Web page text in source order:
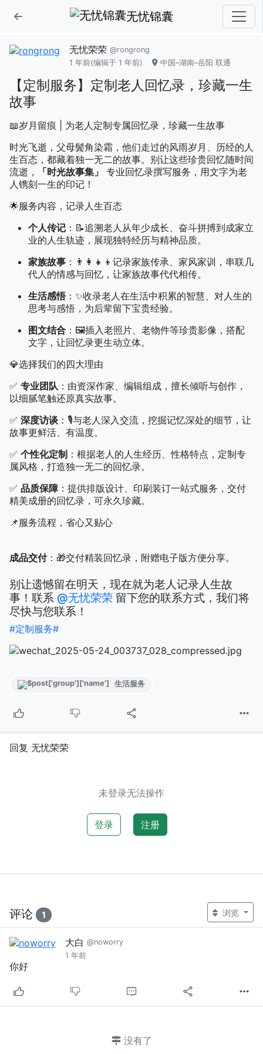
无忧锦囊
无忧荣荣 @rongrong
1 年前(编辑于 1 年前) 中国–湖南–岳阳 联通
【定制服务】定制老人回忆录，珍藏一生
故事
📖岁月留痕 | 为老人定制专属回忆录，珍藏一生故事
时光飞逝，父母鬓角染霜，他们走过的风雨岁月、历经的人
生百态，都藏着独一无二的故事。别让这些珍贵回忆随时间
流逝，
「时光故事集」
专业回忆录撰写服务，用文字为老
人镌刻一生的印记！
🌟服务内容，记录人生百态
个人传记 ：📝追溯老人从年少成长、奋斗拼搏到成家立
业的人生轨迹，展现独特经历与精神品质。
家族故事 ：👨👩👧👦记录家族传承、家风家训，串联几
代人的情感与回忆，让家族故事代代相传。
生活感悟：✨收录老人在生活中积累的智慧、对人生的
思考与感悟，为后辈留下宝贵经验。
图文结合 ：🖼️插入老照片、老物件等珍贵影像，搭配
文字，让回忆录更生动立体。
💎选择我们的四大理由
✅ 专业团队 ：由资深作家、编辑组成，擅长倾听与创作，
以细腻笔触还原真实故事。
✅ 深度访谈 ：🎙️与老人深入交流，挖掘记忆深处的细节，让
故事更鲜活、有温度。
✅ 个性化定制 ：根据老人的人生经历、性格特点，定制专
属风格，打造独一无二的回忆录。
✅ 品质保障：提供排版设计、印刷装订一站式服务，交付
精美成册的回忆录，可永久珍藏。
📌服务流程，省心又贴心
成品交付：🎁交付精装回忆录，附赠电子版方便分享。
别让遗憾留在明天，现在就为老人记录人生故
事！联系 @无忧荣荣 留下您的联系方式，我们将
尽快与您联系！
#定制服务#
生活服务
回复 无忧荣荣
未登录无法操作
登录 注册
评论 1 浏览
大白 @noworry
1 年前
你好
没有了